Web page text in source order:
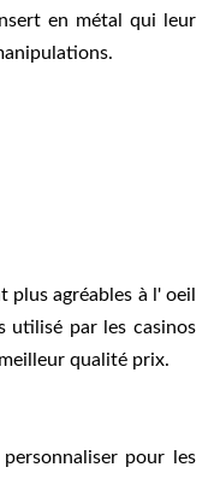
en métal qui leur
plus agréables à l' oeil
utilisé par les casinos
qualité prix.
pour les